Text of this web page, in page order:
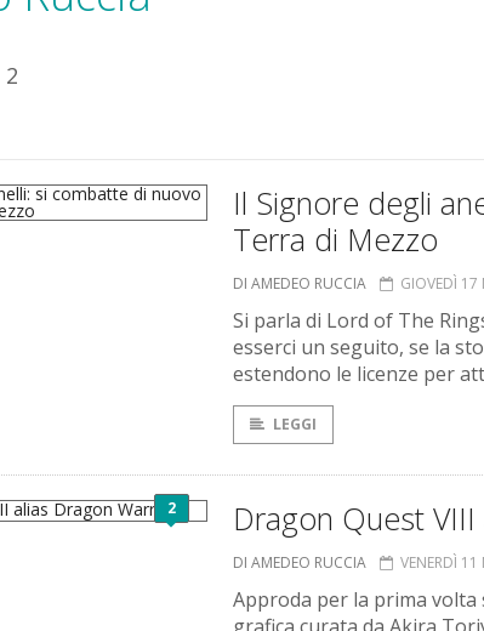
Il Signore degli
Terra di Mezzo
DI AMEDEO RUCCIA GIOVEDÌ 17
Si parla di Lord of The
esserci un seguito, se la
estendono le licenze per
LEGGI
2 Dragon Quest
DI AMEDEO RUCCIA VENERDÌ
Approda per la prima volta